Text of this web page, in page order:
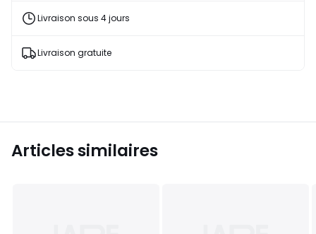
Livraison sous 4 jours
Livraison gratuite
Articles similaires